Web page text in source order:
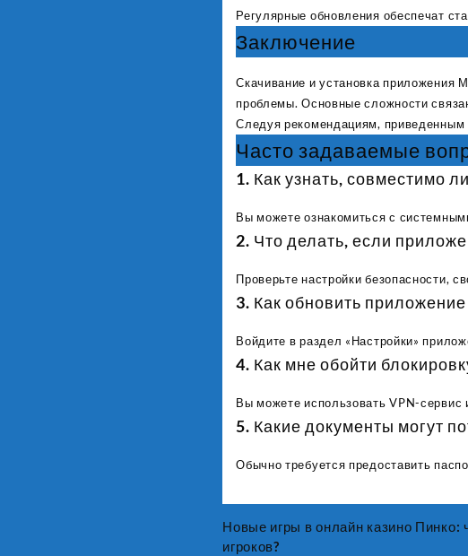
Регулярные обновления обеспечат
Заключение
Скачивание и установка приложения
проблемы. Основные сложности
Следуя рекомендациям, приведенным
Часто задаваемые
1. Как узнать, совместимо
Вы можете ознакомиться с
2. Что делать, если
Проверьте настройки безопасности,
3. Как обновить
Войдите в раздел «Настройки»
4. Как мне обойти
Вы можете использовать VPN-сервис
5. Какие документы могут
Обычно требуется предоставить
Post
Новые игры в онлайн казино Пинко:
игроков?